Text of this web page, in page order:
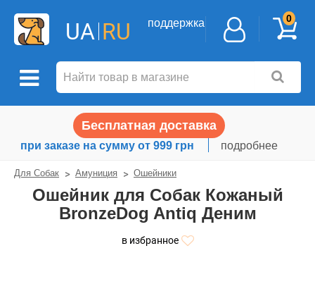
UA RU поддержка 0
Бесплатная доставка
при заказе на сумму от 999 грн подробнее
Для Собак Амуниция Ошейники
Ошейник для Собак Кожаный
BronzeDog Antiq Деним
в избранное